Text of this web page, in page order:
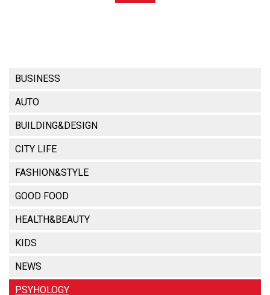
BUSINESS
AUTO
BUILDING&DESIGN
CITY LIFE
FASHION&STYLE
GOOD FOOD
HEALTH&BEAUTY
KIDS
NEWS
PSYHOLOGY